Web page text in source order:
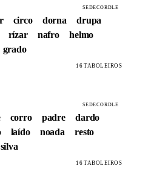
SEDECORDLE
circo dorna
drupa
rízar nafro
helmo
grado
16 TABOLEIROS
SEDECORDLE
corro padre
dardo
laído noada
resto
silva
16 TABOLEIROS